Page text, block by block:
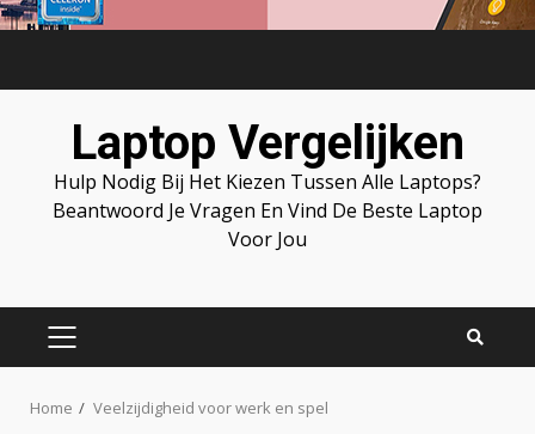
Laptop Vergelijken
Hulp Nodig Bij Het Kiezen Tussen Alle Laptops?
Beantwoord Je Vragen En Vind De Beste Laptop
Voor Jou
PRIMARY
Home Veelzijdigheid voor werk en spel